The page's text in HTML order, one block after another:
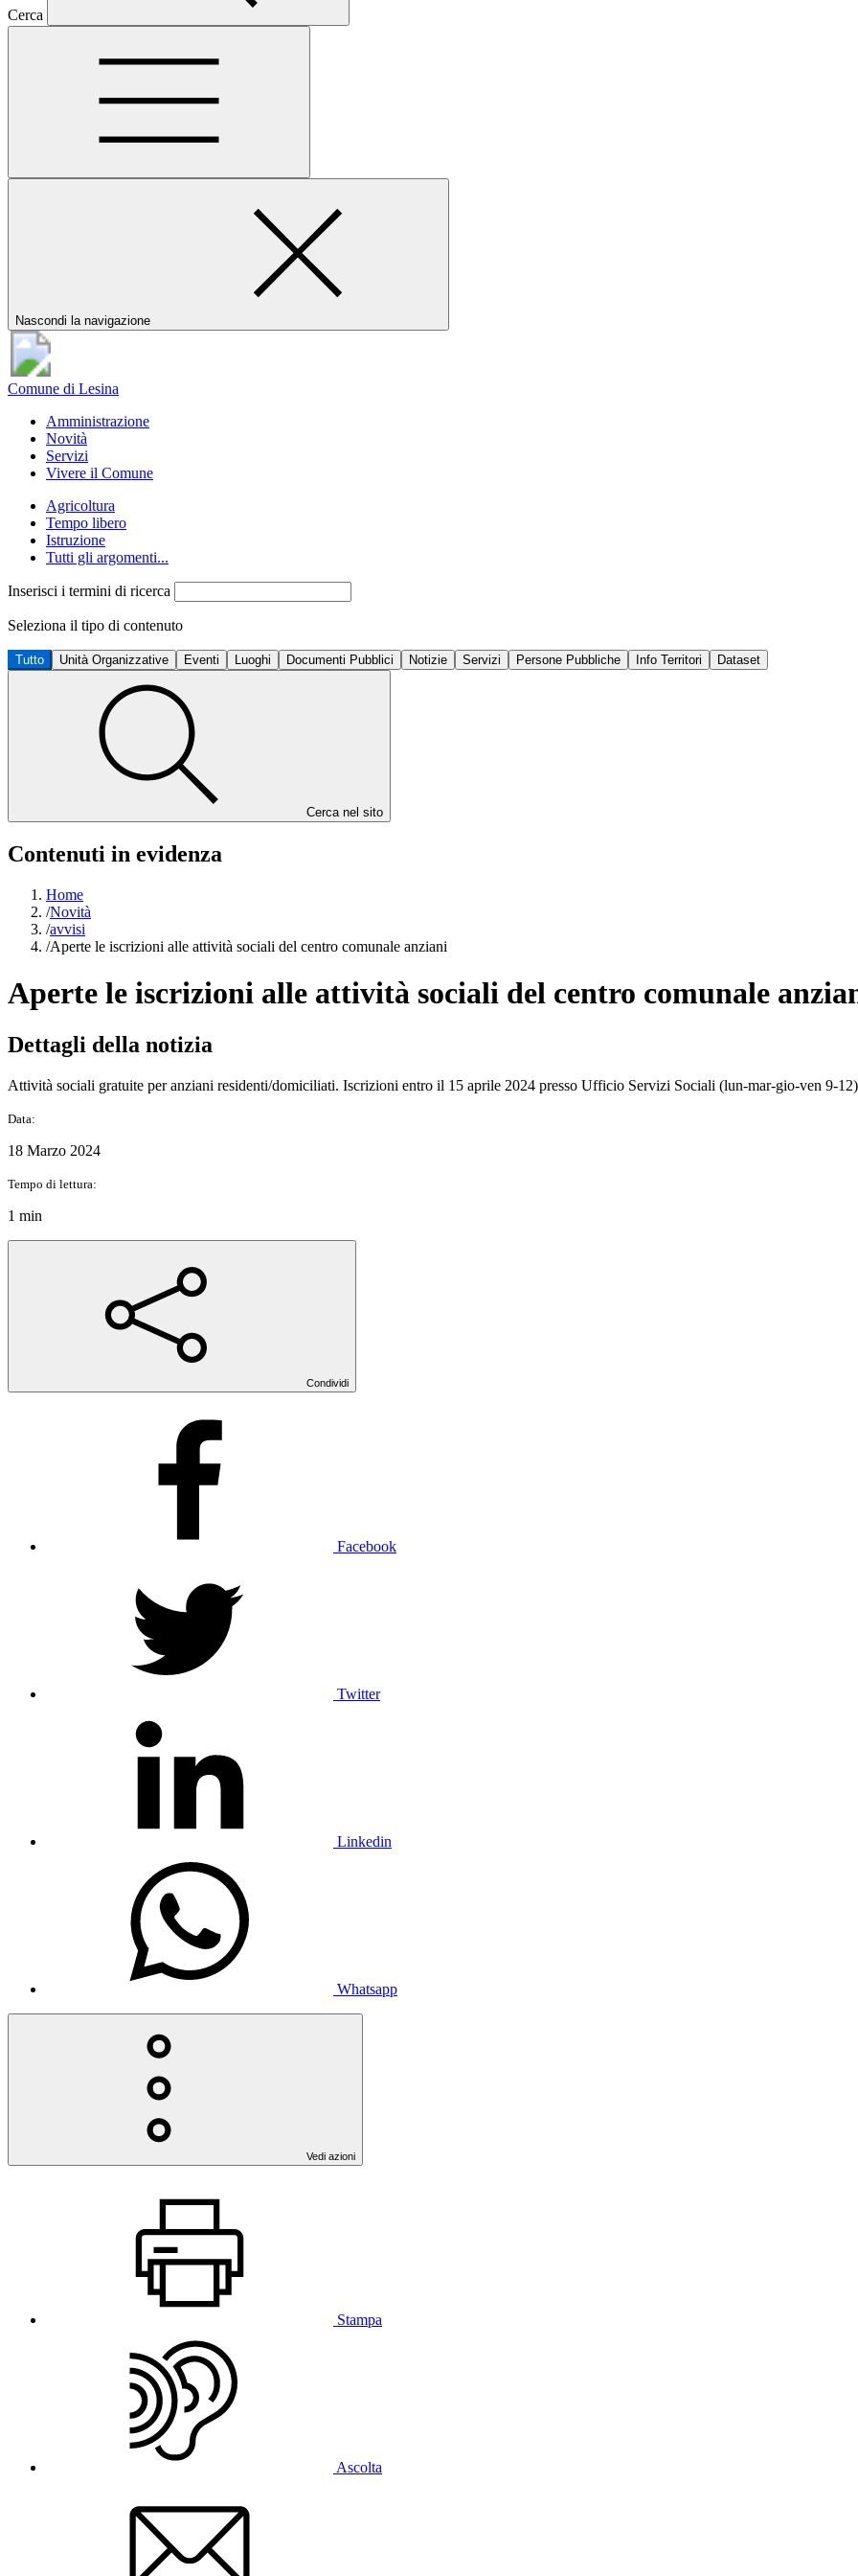
Cerca
Nascondi la navigazione
Comune di Lesina
Amministrazione
Novità
Servizi
Vivere il Comune
Agricoltura
Tempo libero
Istruzione
Tutti gli argomenti...
Inserisci i termini di ricerca
Seleziona il tipo di contenuto
Tutto Unità Organizzative Eventi Luoghi Documenti Pubblici Notizie Servizi Persone Pubbliche Info Territori Dataset
Cerca nel sito
Contenuti in evidenza
Home
/Novità
/avvisi
/Aperte le iscrizioni alle attività sociali del centro comunale anziani
Aperte le iscrizioni alle attività sociali del centro comunale
Dettagli della notizia
Attività sociali gratuite per anziani residenti/domiciliati. Iscrizioni entro il 15 aprile 2024 presso Ufficio Servizi Sociali (lun-mar-gio-ven 9-
Data:
18 Marzo 2024
Tempo di lettura:
1 min
Condividi
Facebook
Twitter
Linkedin
Whatsapp
Vedi azioni
Stampa
Ascolta